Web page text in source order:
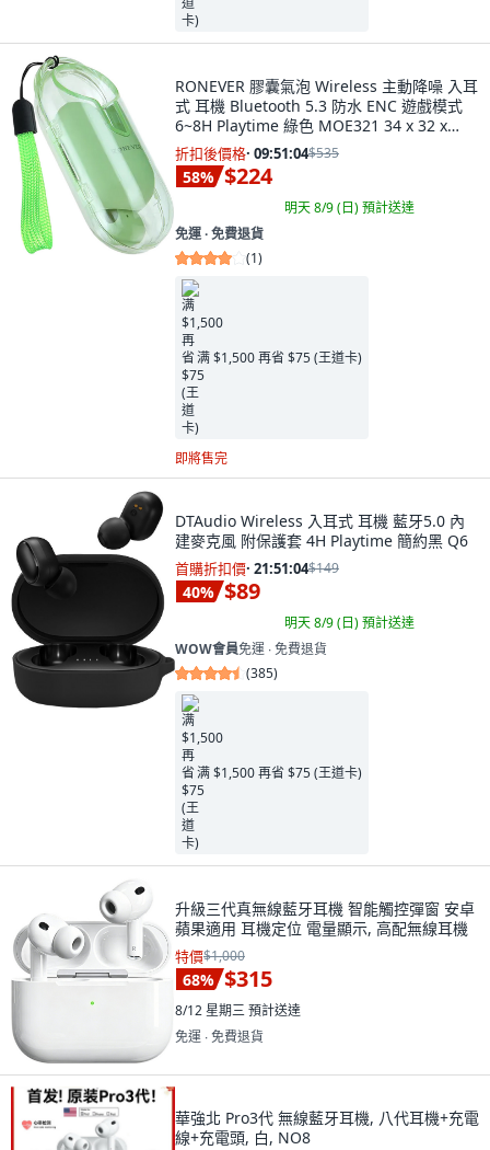
RONEVER 膠囊氣泡 Wireless 主動降噪 入耳
式 耳機 Bluetooth 5.3 防水 ENC 遊戲模式
6~8H Playtime 綠色 MOE321 34 x 32 x
83.5mm 40g 藍芽耳機 x 2 充電盒 充電線
折扣後價格· 09:51:03$535
58% $224
明天 8/9 (日)預計送達
免運 ∙ 免費退貨
(1)
满 $1,500 再省 $75 (王道卡)
即將售完
DTAudio Wireless 入耳式 耳機 藍牙5.0 內
建麥克風 附保護套 4H Playtime 簡約黑 Q6
首購折扣價· 21:51:03$149
40% $89
明天 8/9 (日)預計送達
WOW會員免運 ∙ 免費退貨
(385)
满 $1,500 再省 $75 (王道卡)
升級三代真無線藍牙耳機 智能觸控彈窗 安卓
蘋果適用 耳機定位 電量顯示, 高配無線耳機
特價$1,000
68% $315
8/12 星期三預計送達
免運 ∙ 免費退貨
華強北 Pro3代 無線藍牙耳機, 八代耳機+充電
線+充電頭, 白, NO8